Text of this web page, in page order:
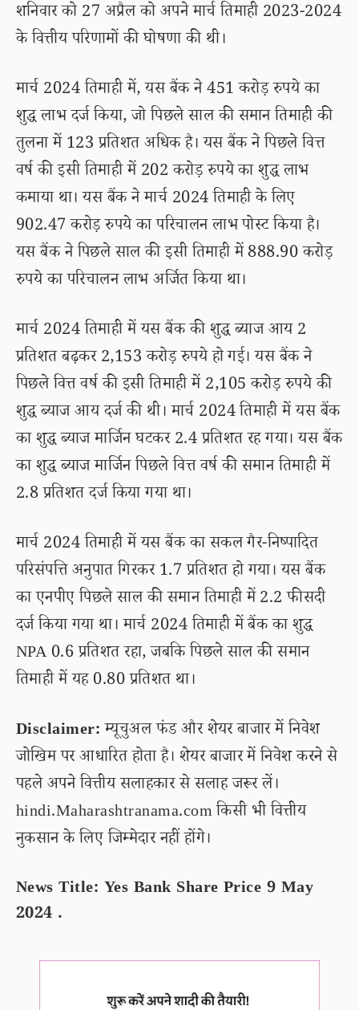
शनिवार को 27 अप्रैल को अपने मार्च तिमाही 2023-2024
के वित्तीय परिणामों की घोषणा की थी।
मार्च 2024 तिमाही में, यस बैंक ने 451 करोड़ रुपये का
शुद्ध लाभ दर्ज किया, जो पिछले साल की समान तिमाही की
तुलना में 123 प्रतिशत अधिक है। यस बैंक ने पिछले वित्त
वर्ष की इसी तिमाही में 202 करोड़ रुपये का शुद्ध लाभ
कमाया था। यस बैंक ने मार्च 2024 तिमाही के लिए
902.47 करोड़ रुपये का परिचालन लाभ पोस्ट किया है।
यस बैंक ने पिछले साल की इसी तिमाही में 888.90 करोड़
रुपये का परिचालन लाभ अर्जित किया था।
मार्च 2024 तिमाही में यस बैंक की शुद्ध ब्याज आय 2
प्रतिशत बढ़कर 2,153 करोड़ रुपये हो गई। यस बैंक ने
पिछले वित्त वर्ष की इसी तिमाही में 2,105 करोड़ रुपये की
शुद्ध ब्याज आय दर्ज की थी। मार्च 2024 तिमाही में यस बैंक
का शुद्ध ब्याज मार्जिन घटकर 2.4 प्रतिशत रह गया। यस बैंक
का शुद्ध ब्याज मार्जिन पिछले वित्त वर्ष की समान तिमाही में
2.8 प्रतिशत दर्ज किया गया था।
मार्च 2024 तिमाही में यस बैंक का सकल गैर-निष्पादित
परिसंपत्ति अनुपात गिरकर 1.7 प्रतिशत हो गया। यस बैंक
का एनपीए पिछले साल की समान तिमाही में 2.2 फीसदी
दर्ज किया गया था। मार्च 2024 तिमाही में बैंक का शुद्ध
NPA 0.6 प्रतिशत रहा, जबकि पिछले साल की समान
तिमाही में यह 0.80 प्रतिशत था।
Disclaimer:म्यूचुअल फंड और शेयर बाजार में निवेश
जोखिम पर आधारित होता है। शेयर बाजार में निवेश करने से
पहले अपने वित्तीय सलाहकार से सलाह जरूर लें।
hindi.Maharashtranama.com किसी भी वित्तीय
नुकसान के लिए जिम्मेदार नहीं होंगे।
News Title: Yes Bank Share Price 9 May
2024 .